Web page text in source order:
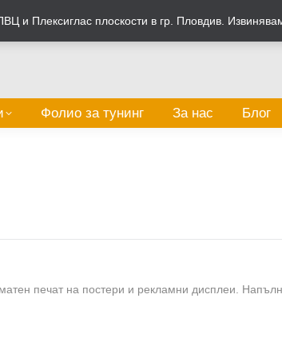
Фолио за тунинг За нас Блог
печат на постери и рекламни дисплеи.
и Плексиглас плоскости в гр. Пловдив.